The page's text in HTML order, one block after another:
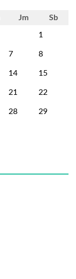
Jm Sb
1
7 8
14 15
21 22
28 29